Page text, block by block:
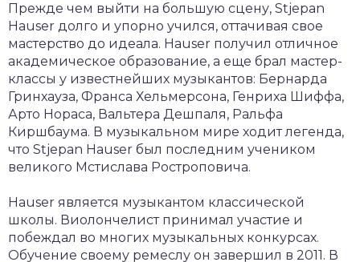
Прежде чем выйти на большую сцену, Stjepan
Hauser долго и упорно учился, оттачивая свое
мастерство до идеала. Hauser получил отличное
академическое образование, а еще брал мастер-
классы у известнейших музыкантов: Бернарда
Гринхауза, Франса Хельмерсона, Генриха Шиффа,
Арто Нораса, Вальтера Дешпаля, Ральфа
Киршбаума. В музыкальном мире ходит легенда,
что Stjepan Hauser был последним учеником
великого Мстислава Ростроповича.
Hauser является музыкантом классической
школы. Виолончелист принимал участие и
побеждал во многих музыкальных конкурсах.
Обучение своему ремеслу он завершил в 2011. В